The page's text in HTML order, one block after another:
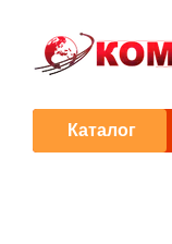
Каталог